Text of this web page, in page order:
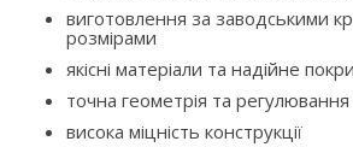
виготовлення за заводськими
розмірами
якісні матеріали та надійне
точна геометрія та
висока міцність конструкції